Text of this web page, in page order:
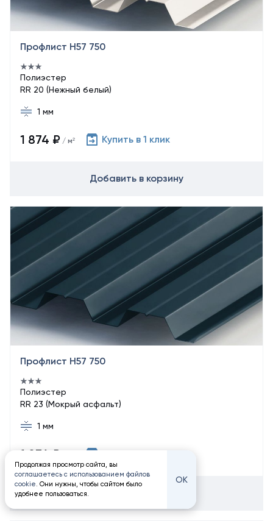
Профлист Н57 750
Полиэстер
RR 20 (Нежный белый)
1 мм
1 874 ₽ / м² Купить в 1 клик
Добавить в корзину
Профлист Н57 750
Полиэстер
RR 23 (Мокрый асфальт)
1 мм
1 874 ₽
Продолжая просмотр сайта, вы
соглашаетесь с использованием файлов
cookie. Они нужны, чтобы сайтом было
удобнее пользоваться.
ОК